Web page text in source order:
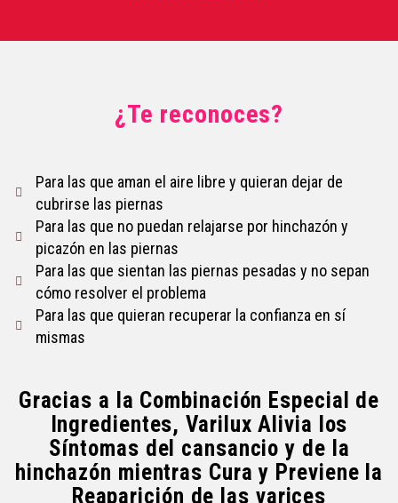
¿Te reconoces?
Para las que aman el aire libre y quieran dejar de
cubrirse las piernas
Para las que no puedan relajarse por hinchazón y
picazón en las piernas
Para las que sientan las piernas pesadas y no sepan
cómo resolver el problema
Para las que quieran recuperar la confianza en sí
mismas
Gracias a la Combinación Especial de
Ingredientes, Varilux Alivia los
Síntomas del cansancio y de la
hinchazón mientras Cura y Previene la
Reaparición de las varices